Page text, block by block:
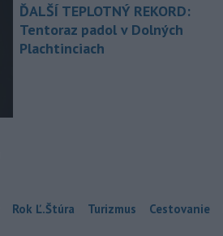
ĎALŠÍ TEPLOTNÝ REKORD:
Tentoraz padol v Dolných
Plachtinciach
Rok Ľ.Štúra Turizmus Cestovanie